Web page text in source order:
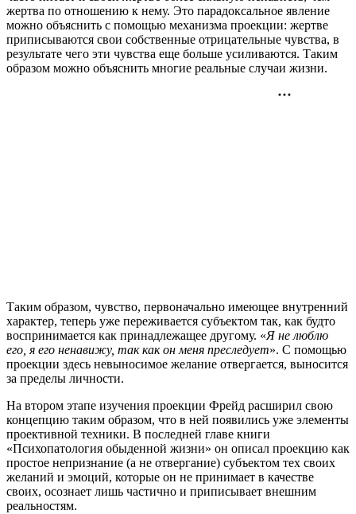
жертва по отношению к нему. Это парадоксальное явление
можно объяснить с помощью механизма проекции: жертве
приписываются свои собственные отрицательные чувства, в
результате чего эти чувства еще больше усиливаются. Таким
образом можно объяснить многие реальные случаи жизни.
Таким образом, чувство, первоначально имеющее внутренний
характер, теперь уже переживается субъектом так, как будто
воспринимается как принадлежащее другому. «Я не люблю
его, я его ненавижу, так как он меня преследует». С помощью
проекции здесь невыносимое желание отвергается, выносится
за пределы личности.
На втором этапе изучения проекции Фрейд расширил свою
концепцию таким образом, что в ней появились уже элементы
проективной техники. В последней главе книги
«Психопатология обыденной жизни» он описал проекцию как
простое непризнание (а не отвергание) субъектом тех своих
желаний и эмоций, которые он не принимает в качестве
своих, осознает лишь частично и приписывает внешним
реальностям.